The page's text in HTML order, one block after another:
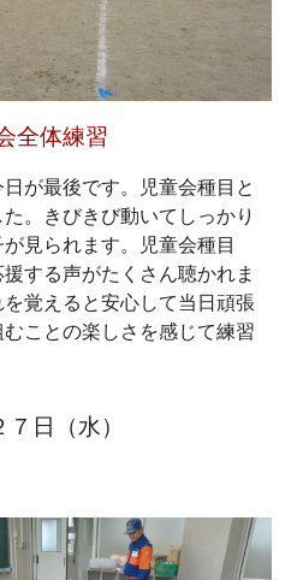
全体練習
が最後です。児童会種目と
。きびきび動いてしっかり
見られます。児童会種目
する声がたくさん聴かれま
覚えると安心して当日頑張
ことの楽しさを感じて練習
７ 日（水）